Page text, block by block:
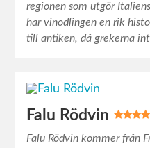
regionen som utgör
har vinodlingen en rik
till antiken, då grekerna
Falu Rödvin
Falu Rödvin kommer från